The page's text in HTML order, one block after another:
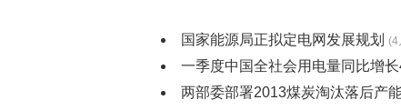
国家能源局正拟定电网发展规划 (4
一季度中国全社会用电量同比增
两部委部署2013煤炭淘汰落后产